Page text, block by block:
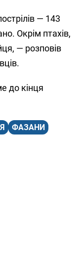
— 143
Окрім птахів,
— розповів
до кінця
ФАЗАНИ